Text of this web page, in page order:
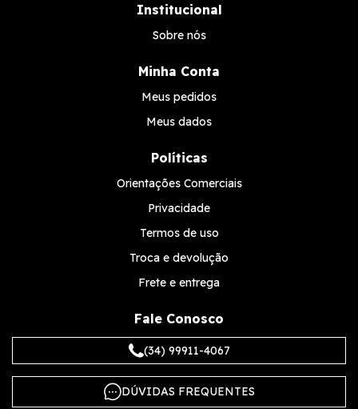
Institucional
Sobre nós
Minha Conta
Meus pedidos
Meus dados
Políticas
Orientações Comerciais
Privacidade
Termos de uso
Troca e devolução
Frete e entrega
Fale Conosco
(34) 99911-4067
DÚVIDAS FREQUENTES